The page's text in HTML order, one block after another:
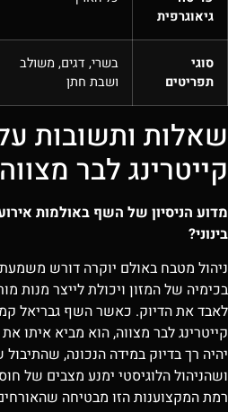
גיאוגרפית
סוגי
תפריטים
בשרי, דגים, משולב
ושבת חתן
שאלות ותשובות
קייטרינג לבר מצווה
מדוע הניסיון של השף באולמות
בינוני?
ניהול מטבח באולם יוקרה דורש
בכימיה של המזון ויכולת לייצר מנות
לאבד את הדיוק. כאשר השף גבריאל
קייטרינג לבר מצווה, הוא מביא איתו
יהיה רך בדיוק במידה הנכונה,
ושהניהול הלוגיסטי ימנע מצבים של
רמת המקצוענות הזו מבטיחה